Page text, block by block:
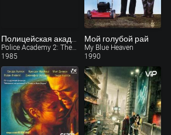
1985
Мой голубой рай
My Blue Heaven
1990